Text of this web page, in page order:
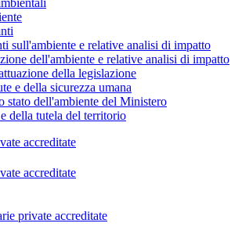
sull'ambiente e relative analisi di impatto
dell'ambiente e relative analisi di impatto
della legislazione
e della sicurezza umana
stato dell'ambiente del Ministero
della tutela del territorio
accreditate
accreditate
private accreditate